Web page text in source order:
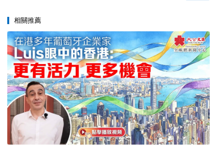
相關推薦